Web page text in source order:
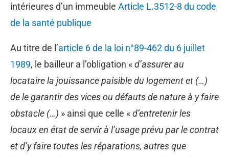
intérieures d’un immeuble Article L.3512-8 du code
de la santé publique
Au titre de l’article 6 de la loi n°89-462 du 6 juillet
1989, le bailleur a l’obligation «d’assurer au
locataire la jouissance paisible du logement et (…)
de le garantir des vices ou défauts de nature à y faire
obstacle (…) » ainsi que celle «d’entretenir les
locaux en état de servir à l’usage prévu par le contrat
et d’y faire toutes les réparations, autres que